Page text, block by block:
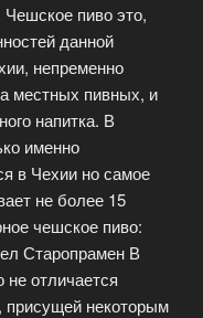
пиво это,
данной
непременно
местных пивных, и
напитка. В
именно
в Чехии но самое
не более 15
чешское пиво:
Старопрамен В
отличается
присущей некоторым